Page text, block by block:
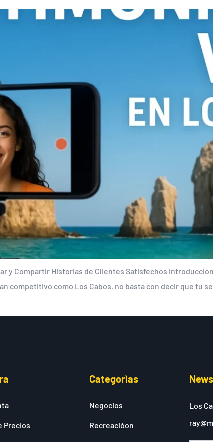
y Compartir Historias de Clientes Satisfechos
competitivo como Los Cabos, no basta con decir que tu
Precios
Categorìas
Negocios
Recreacióon
Los